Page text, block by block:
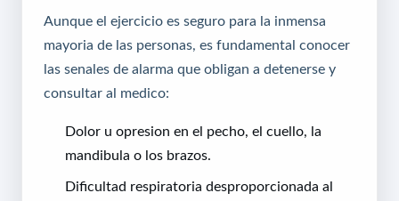
Aunque el ejercicio es seguro para la inmensa
mayoria de las personas, es fundamental conocer
las senales de alarma que obligan a detenerse y
consultar al medico:
Dolor u opresion en el pecho, el cuello, la
mandibula o los brazos.
Dificultad respiratoria desproporcionada al